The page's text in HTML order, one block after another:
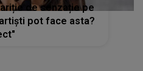
de senzație pe
pot face asta?